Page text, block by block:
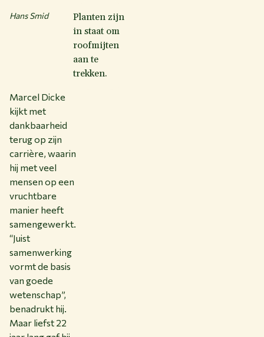
Hans Smid
Planten zijn
in staat om
roofmijten
aan te
trekken.
Marcel Dicke
kijkt met
dankbaarheid
terug op zijn
carrière, waarin
hij met veel
mensen op een
vruchtbare
manier heeft
samengewerkt.
“Juist
samenwerking
vormt de basis
van goede
wetenschap”,
benadrukt hij.
Maar liefst 22